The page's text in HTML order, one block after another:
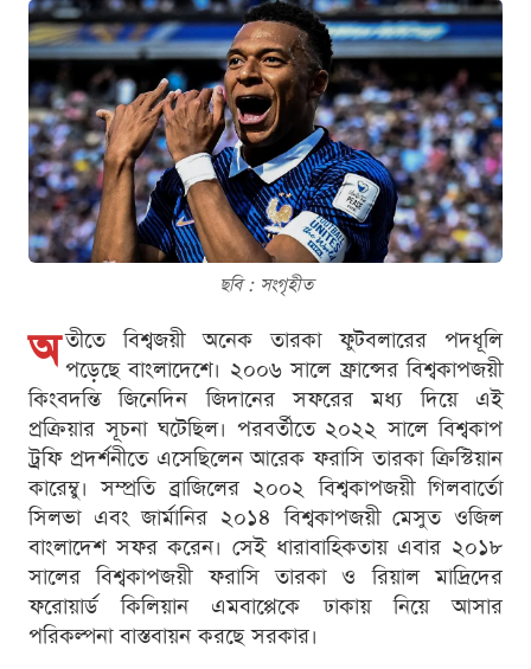
ছবি : সংগৃহীত
অ তীতে বিশ্বজয়ী অনেক তারকা ফুটবলারের পদধূলি
পড়েছে বাংলাদেশে। ২০০৬ সালে ফ্রান্সের বিশ্বকাপজয়ী
কিংবদন্তি জিনেদিন জিদানের সফরের মধ্য দিয়ে এই
প্রক্রিয়ার সূচনা ঘটেছিল। পরবর্তীতে ২০২২ সালে বিশ্বকাপ
ট্রফি প্রদর্শনীতে এসেছিলেন আরেক ফরাসি তারকা ক্রিস্টিয়ান
কারেম্বু। সম্প্রতি ব্রাজিলের ২০০২ বিশ্বকাপজয়ী গিলবার্তো
সিলভা এবং জার্মানির ২০১৪ বিশ্বকাপজয়ী মেসুত ওজিল
বাংলাদেশ সফর করেন। সেই ধারাবাহিকতায় এবার ২০১৮
সালের বিশ্বকাপজয়ী ফরাসি তারকা ও রিয়াল মাদ্রিদের
ফরোয়ার্ড কিলিয়ান এমবাপ্পেকে ঢাকায় নিয়ে আসার
পরিকল্পনা বাস্তবায়ন করছে সরকার।